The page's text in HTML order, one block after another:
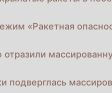
«Ракетная
подверглась